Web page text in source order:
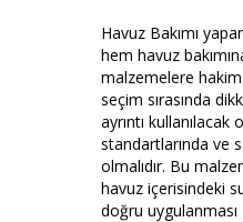
Havuz Bakımı
hem havuz
malzemelere
seçim sırasında
ayrıntı
standartlarında ve
olmalıdır. Bu
havuz içerisindeki
doğru uygulanması